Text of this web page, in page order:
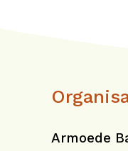
Armoede